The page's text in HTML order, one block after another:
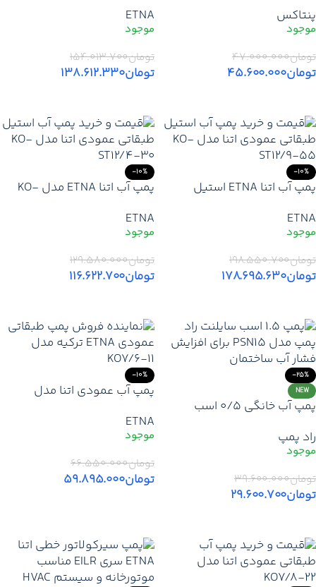
پنتاکس
تومان۴۷.۰۰۰.۰۰۰
تومان۴۵.۶۰۰.۰۰۰
اتنا KO-ST16/4-40
ETNA
تومان۱۵۴.۰۱۳.۷۰۰
تومان۱۳۸.۶۱۲.۳۳۰
-10%
پمپ آب اتنا ETNA استیل
اسب ETNA
ETNA
تومان۱۹۸.۵۵۰.۷۰۰
تومان۱۷۸.۶۹۵.۶۳۰
-10%
پمپ آب اتنا ETNA مدل KO-
ارسال فوری
ETNA
تومان۱۲۹.۵۸۰.۰۰۰
تومان۱۱۶.۶۲۲.۷۰۰
-25%
NEW
پمپ آب خانگی ۰/۵ اسب
مدل 3SS03 | سایلنت
راد پمپ
تومان۳۹.۶۰۰.۰۰۰
تومان۲۹.۶۰۰.۷۰۰
-10%
پمپ آب عمودی اتنا مدل
اصلی و ارسال فوری
ETNA
تومان۶۶.۵۵۰.۰۰۰
تومان۵۹.۸۹۵.۰۰۰